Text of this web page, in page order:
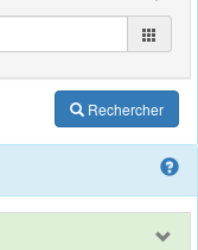
Rechercher